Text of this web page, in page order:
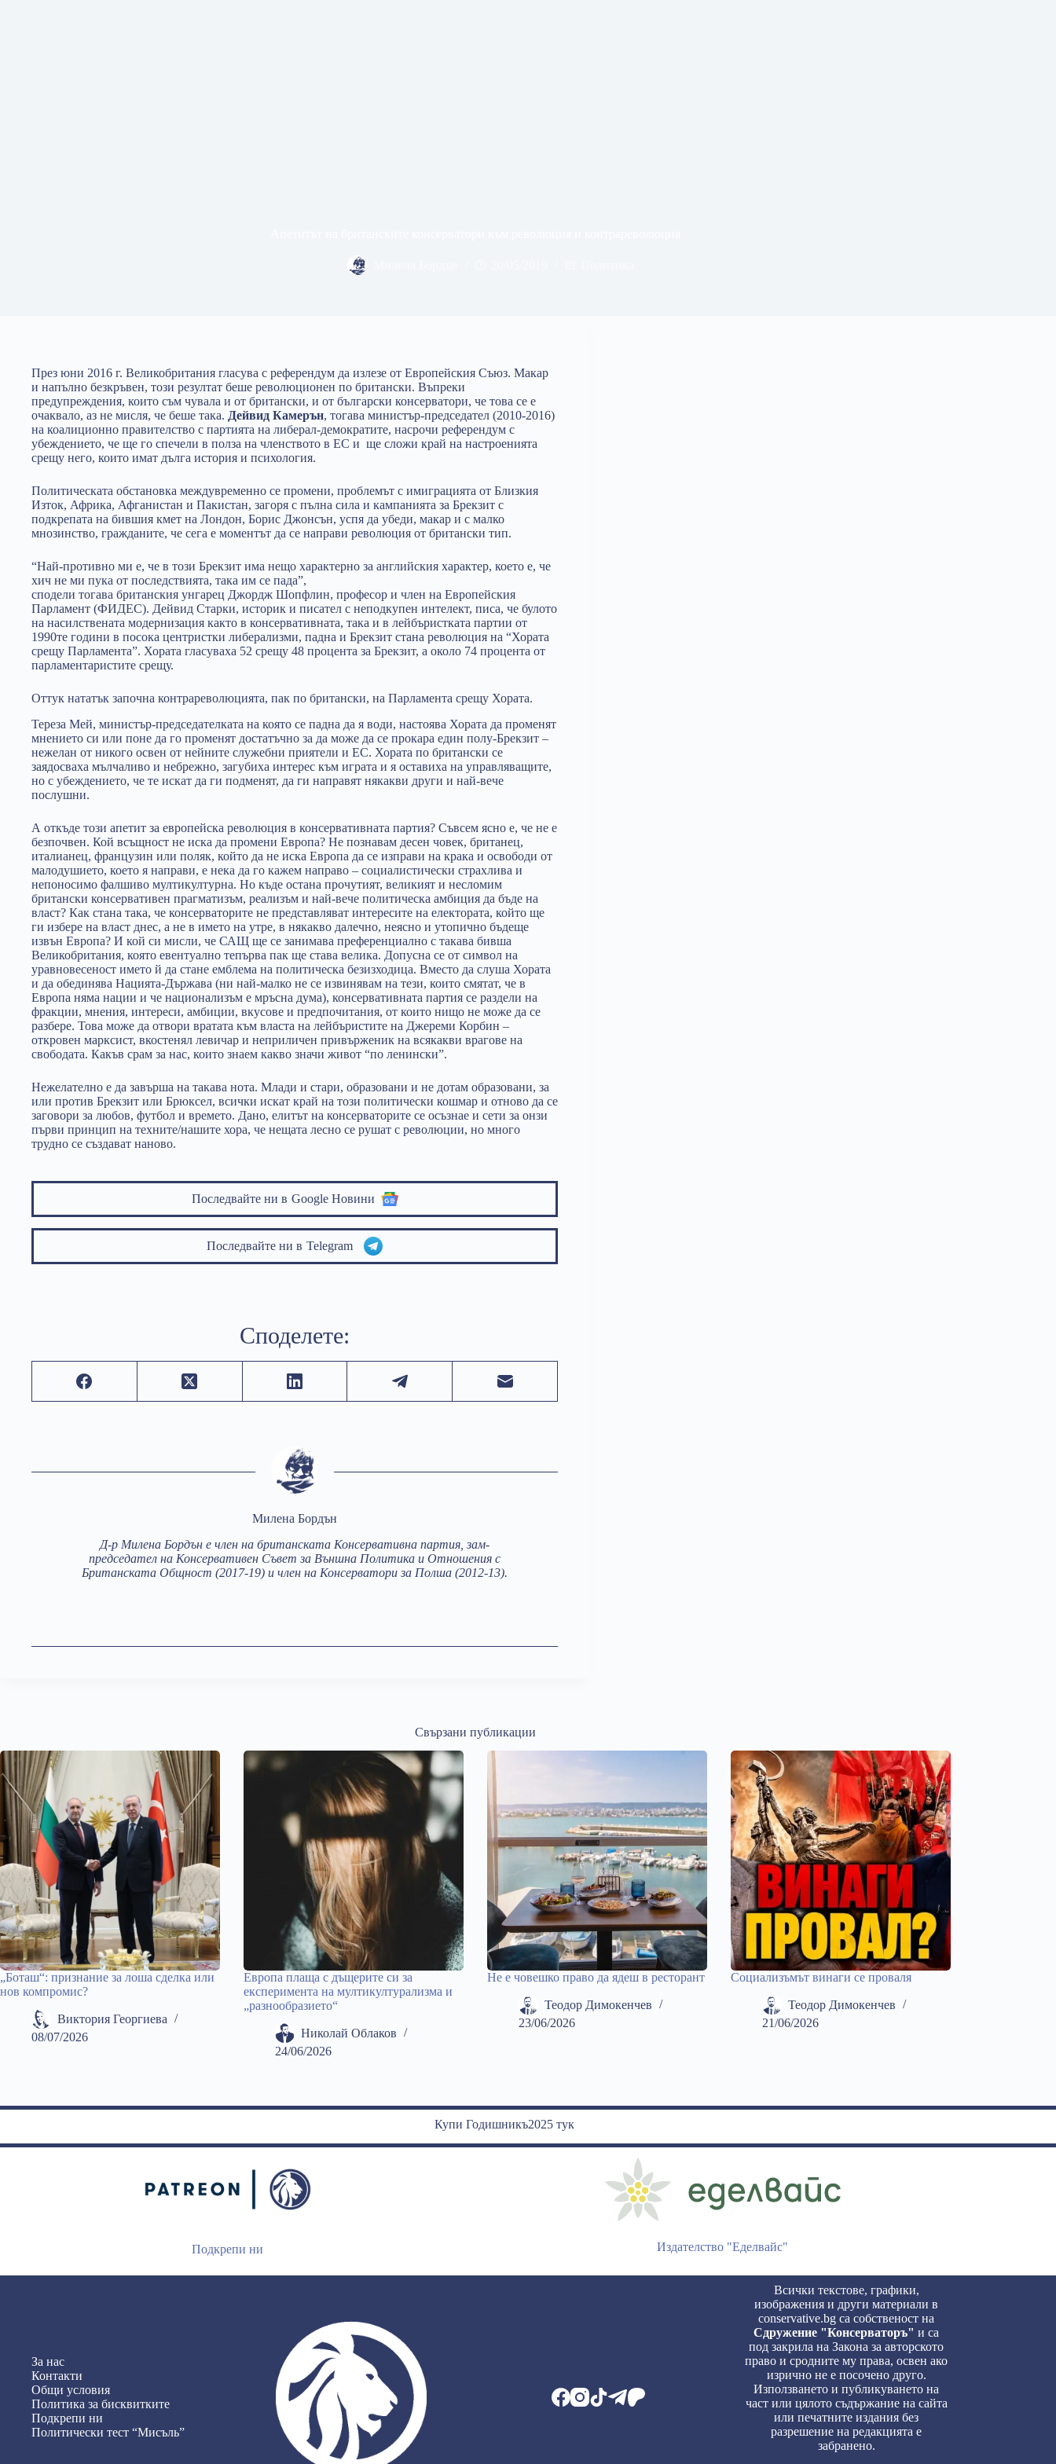
През юни 2016 г. Великобритания гласува с референдум да излезе от Европейския Съюз. Макар
и напълно безкръвен, този резултат беше революционен по британски. Въпреки
предупреждения, които съм чувала и от британски, и от български консерватори, че това се е
очаквало, аз не мисля, че беше така. Дейвид Камерън, тогава министър-председател (2010-2016)
на коалиционно правителство с партията на либерал-демократите, насрочи референдум с
убеждението, че ще го спечели в полза на членството в ЕС и ще сложи край на настроенията
срещу него, които имат дълга история и психология.
Политическата обстановка междувременно се промени, проблемът с имиграцията от Близкия
Изток, Африка, Афганистан и Пакистан, загоря с пълна сила и кампанията за Брекзит с
подкрепата на бившия кмет на Лондон, Борис Джонсън, успя да убеди, макар и с малко
мнозинство, гражданите, че сега е моментът да се направи революция от британски тип.
“Най-противно ми е, че в този Брекзит има нещо характерно за английския характер, което е, че
хич не ми пука от последствията, така им се пада”,
сподели тогава британския унгарец Джордж Шопфлин, професор и член на Европейския
Парламент (ФИДЕС). Дейвид Старки, историк и писател с неподкупен интелект, писа, че булото
на насилствената модернизация както в консервативната, така и в лейбъристката партии от
1990те години в посока центристки либерализми, падна и Брекзит стана революция на “Хората
срещу Парламента”. Хората гласуваха 52 срещу 48 процента за Брекзит, а около 74 процента от
парламентаристите срещу.
Оттук нататък започна контрареволюцията, пак по британски, на Парламента срещу Хората.
Тереза Мей, министър-председателката на която се падна да я води, настоява Хората да променят
мнението си или поне да го променят достатъчно за да може да се прокара един полу-Брекзит –
нежелан от никого освен от нейните служебни приятели и ЕС. Хората по британски се
заядосваха мълчаливо и небрежно, загубиха интерес към играта и я оставиха на управляващите,
но с убеждението, че те искат да ги подменят, да ги направят някакви други и най-вече
послушни.
А откъде този апетит за европейска революция в консервативната партия? Съвсем ясно е, че не е
безпочвен. Кой всъщност не иска да промени Европа? Не познавам десен човек, британец,
италианец, французин или поляк, който да не иска Европа да се изправи на крака и освободи от
малодушието, което я направи, е нека да го кажем направо – социалистически страхлива и
непоносимо фалшиво мултикултурна. Но къде остана прочутият, великият и несломим
британски консервативен прагматизъм, реализъм и най-вече политическа амбиция да бъде на
власт? Как стана така, че консерваторите не представляват интересите на електората, който ще
ги избере на власт днес, а не в името на утре, в някакво далечно, неясно и утопично бъдеще
извън Европа? И кой си мисли, че САЩ ще се занимава преференциално с такава бивша
Великобритания, която евентуално тепърва пак ще става велика. Допусна се от символ на
уравновесеност името й да стане емблема на политическа безизходица. Вместо да слуша Хората
и да обединява Нацията-Държава (ни най-малко не се извинявам на тези, които смятат, че в
Европа няма нации и че национализъм е мръсна дума), консервативната партия се раздели на
фракции, мнения, интереси, амбиции, вкусове и предпочитания, от които нищо не може да се
разбере. Това може да отвори вратата към власта на лейбъристите на Джереми Корбин –
откровен марксист, вкостенял левичар и неприличен привърженик на всякакви врагове на
свободата. Какъв срам за нас, които знаем какво значи живот “по ленински”.
Нежелателно е да завърша на такава нота. Млади и стари, образовани и не дотам образовани, за
или против Брекзит или Брюксел, всички искат край на този политически кошмар и отново да се
заговори за любов, футбол и времето. Дано, елитът на консерваторите се осъзнае и сети за онзи
първи принцип на техните/нашите хора, че нещата лесно се рушат с революции, но много
трудно се създават наново.
Последвайте ни в Google Новини
Последвайте ни в Telegram
Споделете:
Милена Бордън
Д-р Милена Бордън е член на британската Консервативна партия, зам-
председател на Консервативен Съвет за Външна Политика и Отношения с
Британската Общност (2017-19) и член на Консерватори за Полша (2012-13).
Свързани публикации
„Боташ“: признание за лоша сделка или
нов компромис?
Виктория Георгиева
08/07/2026
Европа плаща с дъщерите си за
експеримента на мултикултурализма и
„разнообразието“
Николай Облаков
24/06/2026
Не е човешко право да ядеш в ресторант
Теодор Димокенчев
23/06/2026
Социализъмът винаги се проваля
Теодор Димокенчев
21/06/2026
Купи Годишникъ2025 тук
Подкрепи ни Издателство "Еделвайс"
За нас
Контакти
Общи условия
Политика за бисквитките
Подкрепи ни
Политически тест “Мисъль”
Всички текстове, графики,
изображения и други материали в
conservative.bg са собственост на
Сдружение "Консерваторъ" и са
под закрила на Закона за авторското
право и сродните му права, освен ако
изрично не е посочено друго.
Използването и публикуването на
част или цялото съдържание на сайта
или печатните издания без
разрешение на редакцията е
забранено.